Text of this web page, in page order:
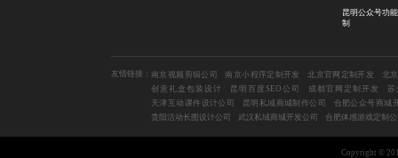
昆明公众号功
制
友情链接： 南京视频剪辑公司 南京小程序定制开发 北京官网定制开发
北
创意礼盒包装设计
昆明百度SEO公司 成都官网定制开发
天津互动课件设计公司
昆明私域商城制作公司
合肥公众号商城
贵阳活动长图设计公司
武汉私域商城开发公司 合肥体感游戏定制
Copyright ©